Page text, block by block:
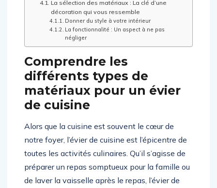
La sélection des matériaux : La clé d’une
décoration qui vous ressemble
Donner du style à votre intérieur
La fonctionnalité : Un aspect à ne pas
négliger
Comprendre les
différents types de
matériaux pour un évier
de cuisine
Alors que la cuisine est souvent le cœur de
notre foyer, l’évier de cuisine est l’épicentre de
toutes les activités culinaires. Qu’il s’agisse de
préparer un repas somptueux pour la famille ou
de laver la vaisselle après le repas, l’évier de